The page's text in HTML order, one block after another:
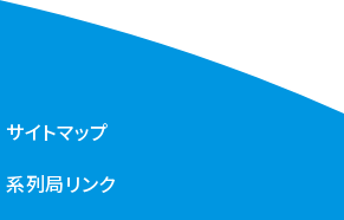
サイトマップ
系列局リンク